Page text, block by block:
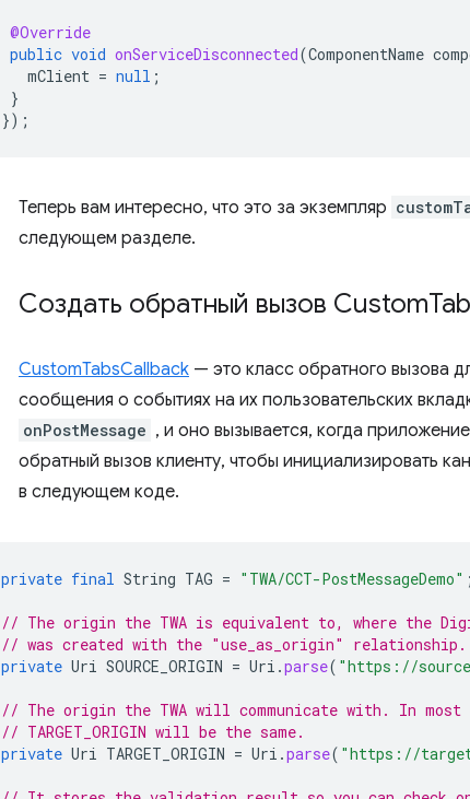
@Override
public void onServiceDisconnected(ComponentName
mClient = null ;
}
});
Теперь вам интересно, что это за экземпляр
следующем разделе.
Создать обратный вызов Custom
CustomTabsCallback — это класс обратного вызова
сообщения о событиях на их пользовательских
onPostMessage , и оно вызывается, когда
обратный вызов клиенту, чтобы инициализировать
в следующем коде.
private final String TAG = "TWA/CCT-PostMessageDemo" ;
// The origin the TWA is equivalent to, where the
// was created with the "use_as_origin" relationship.
private Uri SOURCE_ORIGIN = Uri .parse( "https://
// The origin the TWA will communicate with. In most
// TARGET_ORIGIN will be the same.
private Uri TARGET_ORIGIN = Uri .parse( "https://